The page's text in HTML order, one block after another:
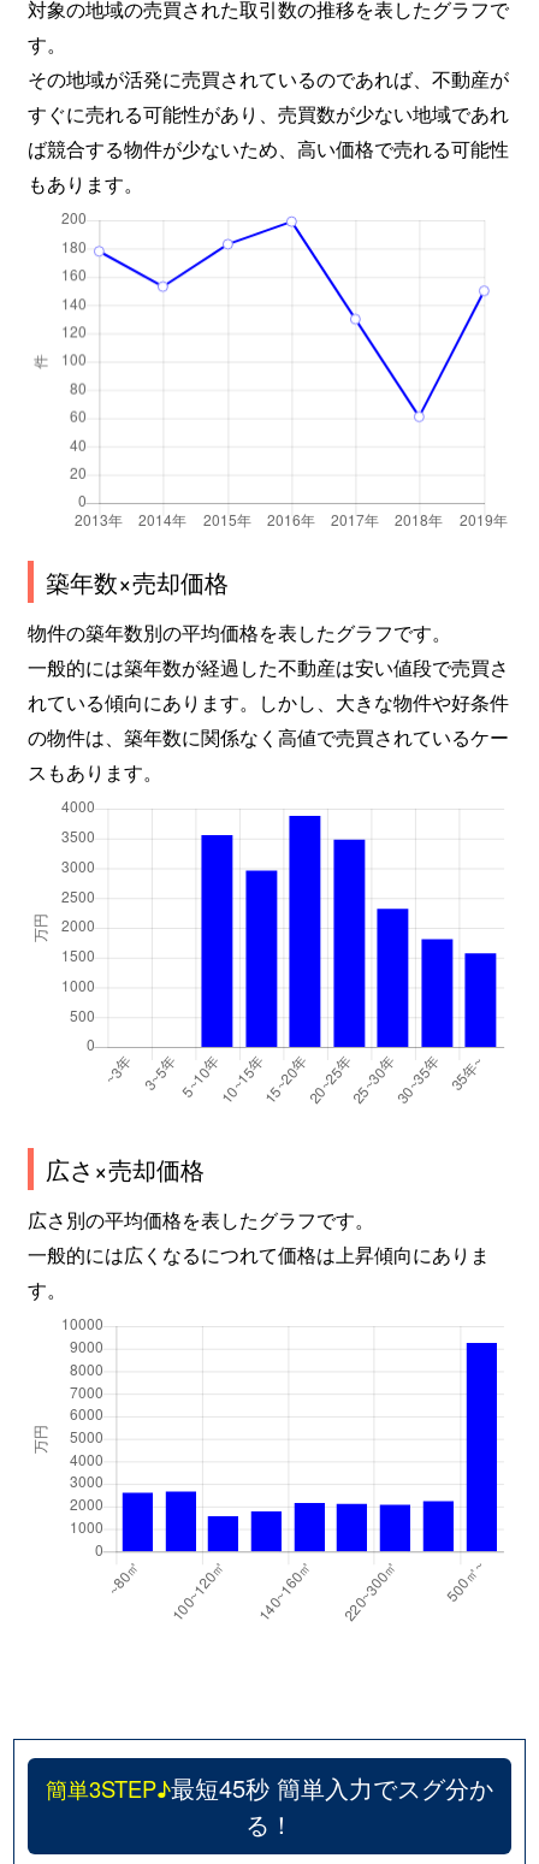
対象の地域の売買された取引数の推移を表したグラフで
す。
その地域が活発に売買されているのであれば、不動産が
すぐに売れる可能性があり、売買数が少ない地域であれ
ば競合する物件が少ないため、高い価格で売れる可能性
もあります。
築年数×売却価格
物件の築年数別の平均価格を表したグラフです。
一般的には築年数が経過した不動産は安い値段で売買さ
れている傾向にあります。しかし、大きな物件や好条件
の物件は、築年数に関係なく高値で売買されているケー
スもあります。
広さ×売却価格
広さ別の平均価格を表したグラフです。
一般的には広くなるにつれて価格は上昇傾向にありま
す。
簡単3STEP♪最短45秒 簡単入力でスグ分か
る！